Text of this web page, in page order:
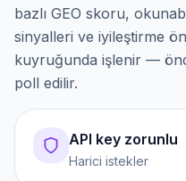
bazlı GEO skoru,
sinyalleri ve iyileştirme
kuyruğunda işlenir —
poll edilir.
API key zorunlu
Harici istekler